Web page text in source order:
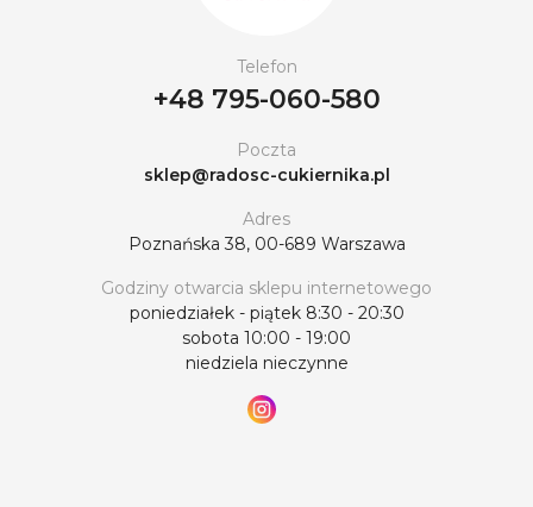
Telefon
+48 795-060-580
Poczta
sklep@radosc-cukiernika.pl
Adres
Poznańska 38, 00-689 Warszawa
Godziny otwarcia sklepu internetowego
poniedziałek - piątek 8:30 - 20:30
sobota 10:00 - 19:00
niedziela nieczynne